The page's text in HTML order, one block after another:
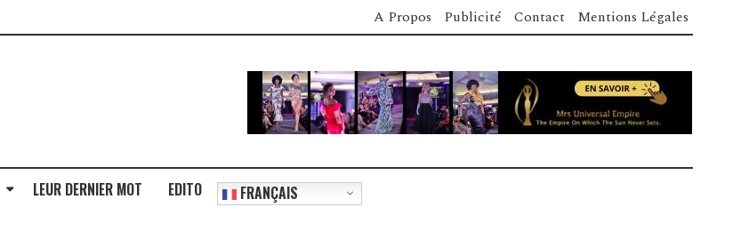
A Propos Publicité Contact Mentions Légales
LEUR DERNIER MOT EDITO FRANÇAIS